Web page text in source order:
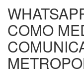
COMO